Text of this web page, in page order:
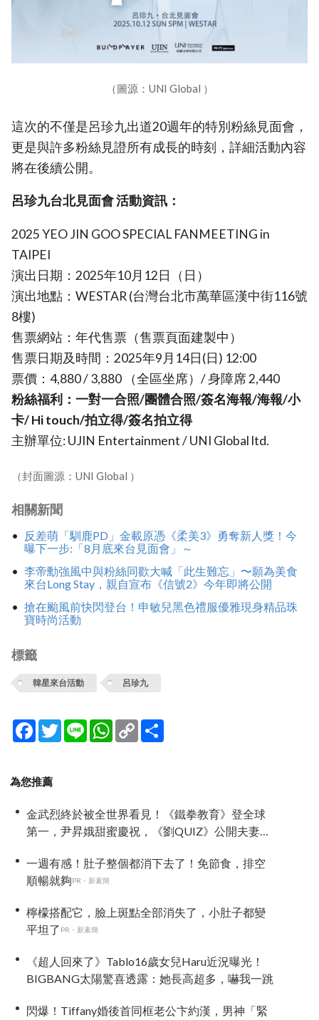
（圖源：UNI Global ）
這次的不僅是呂珍九出道20週年的特別粉絲見面會，
更是與許多粉絲見證所有成長的時刻，詳細活動內容
將在後續公開。
呂珍九台北見面會 活動資訊：
2025 YEO JIN GOO SPECIAL FANMEETING in
TAIPEI
演出日期：2025年10月12日（日）
演出地點：WESTAR (台灣台北市萬華區漢中街116號
8樓)
售票網站：年代售票（售票頁面建製中）
售票日期及時間：2025年9月14日(日) 12:00
票價：4,880 / 3,880 （全區坐席）/ 身障席 2,440
粉絲福利：一對一合照/團體合照/簽名海報/海報/小
卡/ Hi touch/拍立得/簽名拍立得
主辦單位: UJIN Entertainment / UNI Global ltd.
（封面圖源：UNI Global ）
相關新聞
反差萌「馴鹿PD」金載原憑《柔美3》勇奪新人獎！今
曝下一步:「8月底來台見面會」～
李帝勳強風中與粉絲同歡大喊「此生難忘」〜願為美食
來台Long Stay，親自宣布《信號2》今年即將公開
搶在颱風前快閃登台！申敏兒黑色禮服優雅現身精品珠
寶時尚活動
標籤
韓星來台活動 呂珍九
Facebook
TwitterLine WhatsApp
Copy
Link
為您推薦
金武烈終於被全世界看見！《鐵拳教育》登全球
第一，尹昇娥甜蜜慶祝，《劉QUIZ》公開夫妻相
一週有感！肚子整個都消下去了！免節食，排空
順暢就夠PR・新素簡
檸檬搭配它，臉上斑點全部消失了，小肚子都變
平坦了 PR・新素簡
《超人回來了》Tablo16歲女兒Haru近況曝光！
BIGBANG太陽驚喜透露：她長高超多，嚇我一跳
閃爆！Tiffany婚後首同框老公卞約漢，男神「緊